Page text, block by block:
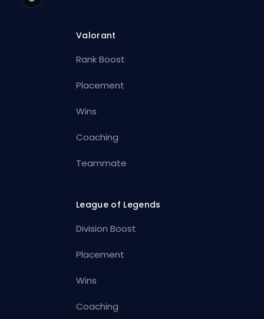
Valorant
Rank Boost
Placement
Wins
Coaching
Teammate
League of Legends
Division Boost
Placement
Wins
Coaching